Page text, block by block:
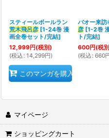
スティールボールラン
荒木飛呂彦 [1-24巻 漫
画全巻セット/完結]
12,999円(税別)
(税込 : 14,299円)
このマンガを購入
バオー来訪
彦 [1-2巻
ト/完結]
600円(税
(税込 : 660
マイページ
ショッピングカート